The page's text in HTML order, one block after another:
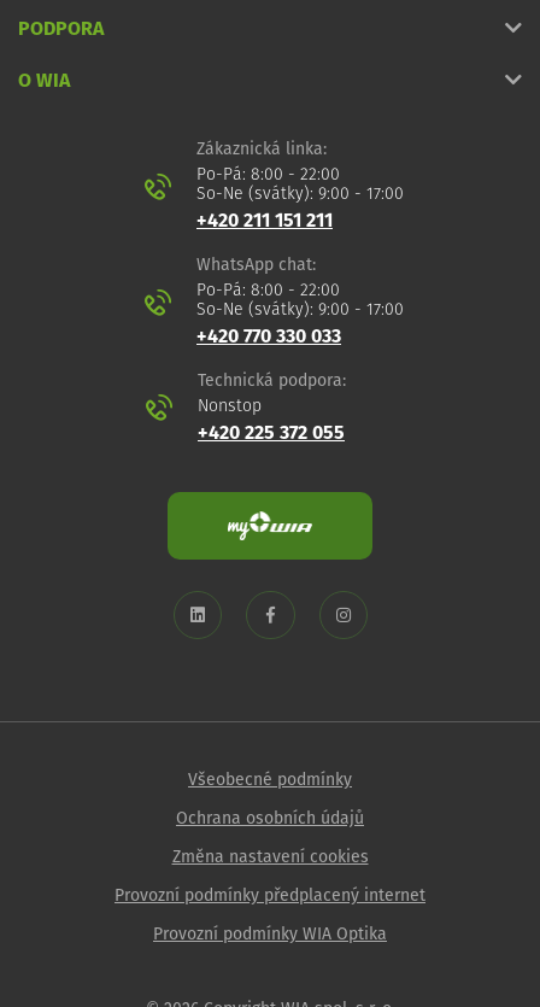
PODPORA
O WIA
Zákaznická linka:
Po-Pá: 8:00 - 22:00
So-Ne (svátky): 9:00 - 17:00
+420 211 151 211
WhatsApp chat:
Po-Pá: 8:00 - 22:00
So-Ne (svátky): 9:00 - 17:00
+420 770 330 033
Technická podpora:
Nonstop
+420 225 372 055
Všeobecné podmínky
Ochrana osobních údajů
Změna nastavení cookies
Provozní podmínky předplacený internet
Provozní podmínky WIA Optika